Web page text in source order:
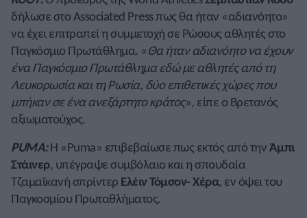
δήλωσε στο Associated Press πως θα ήταν «αδιανόητο»
να έχει επιτραπεί η συμμετοχή σε Ρώσους αθλητές στο
Παγκόσμιο Πρωτάθλημα. «Θα ήταν αδιανόητο να έχουν
ένα Παγκόσμιο Πρωτάθλημα εδώ με αθλητές από τη
Λευκορωσία και τη Ρωσία, δύο επιθετικές χώρες που
μπήκαν σε ένα ανεξάρτητο κράτος», είπε ο Βρετανός
αξιωματούχος.
PUMA:Η «Puma» επιβεβαίωσε πως εκτός από τηνΆμπι
Στάινερ, υπέγραψε συμβόλαιο και η σπουδαία
Τζαμαϊκανή σπρίντερ Ελέιν Τόμσον- Χέρα, εν όψει του
Παγκοσμίου Πρωταθλήματος.